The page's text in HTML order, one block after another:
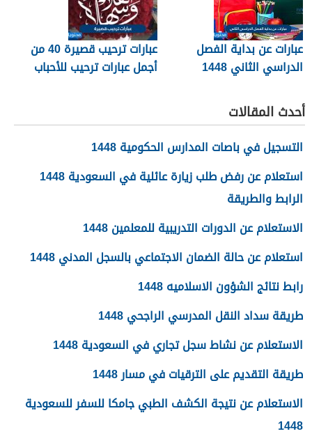
عبارات عن بداية الفصل
الدراسي الثاني 1448
عبارات ترحيب قصيرة 40 من
أجمل عبارات ترحيب للأحباب
أحدث المقالات
التسجيل في باصات المدارس الحكومية 1448
استعلام عن رفض طلب زيارة عائلية في السعودية 1448
الرابط والطريقة
الاستعلام عن الدورات التدريبية للمعلمين 1448
استعلام عن حالة الضمان الاجتماعي بالسجل المدني 1448
رابط نتائج الشؤون الاسلاميه 1448
طريقة سداد النقل المدرسي الراجحي 1448
الاستعلام عن نشاط سجل تجاري في السعودية 1448
طريقة التقديم على الترقيات في مسار 1448
الاستعلام عن نتيجة الكشف الطبي جامكا للسفر للسعودية
1448